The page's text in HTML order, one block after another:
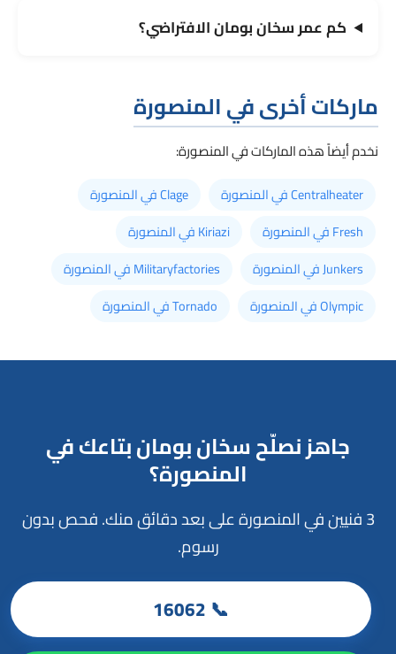
كم عمر سخان بومان الافتراضي؟
ماركات أخرى في المنصورة
نخدم أيضاً هذه الماركات في المنصورة:
Centralheater في المنصورة
Clage في المنصورة
Fresh في المنصورة
Kiriazi في المنصورة
Junkers في المنصورة
Militaryfactories في المنصورة
Olympic في المنصورة
Tornado في المنصورة
جاهز نصلّح سخان بومان بتاعك في
المنصورة؟
3 فنيين في المنصورة على بعد دقائق منك. فحص بدون
رسوم.
📞 16062